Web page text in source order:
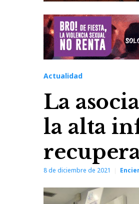
Actualidad
La
la alta
8 de diciembre de 2021